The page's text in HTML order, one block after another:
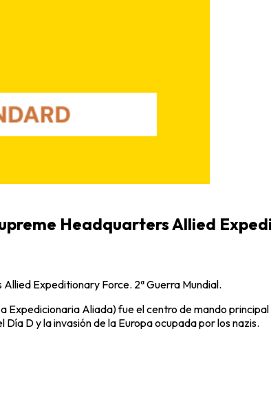
Headquarters Allied
Expeditionary Force. 2ª Guerra Mundial.
Expedicionaria Aliada) fue el centro de mando
D y la invasión de la Europa ocupada por los nazis.